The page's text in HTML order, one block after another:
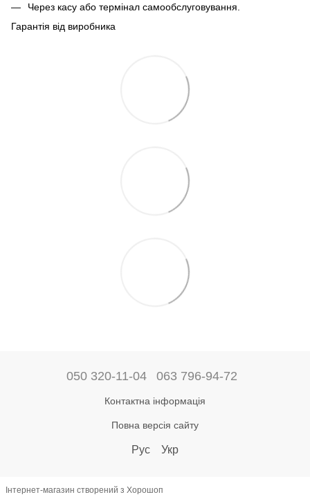
Через касу або термінал самообслуговування.
Гарантія від виробника
050 320-11-04 063 796-94-72
Контактна інформація
Повна версія сайту
Рус Укр
Інтернет-магазин створений з Хорошоп